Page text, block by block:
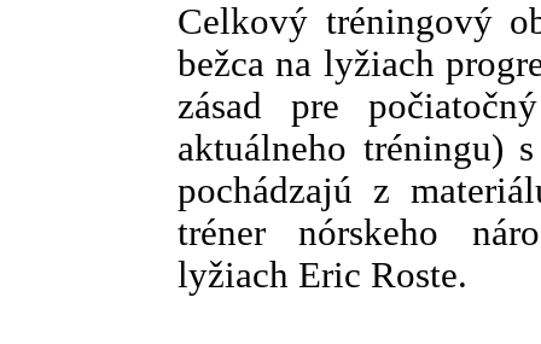
Celkový tréningový
bežca na lyžiach
zásad pre
aktuálneho tréningu)
pochádzajú z
tréner nórskeho
lyžiach Eric Roste.